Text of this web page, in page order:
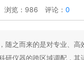
浏览：986 评论： 0
之而来的是对专业、
仪器的跨区域调配，其